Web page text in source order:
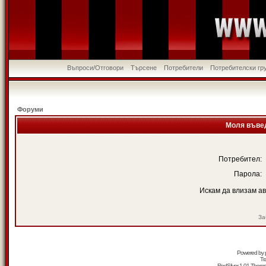
Въпроси/Отговори Търсене Потребители Потребителски
Форуми
Моля
Потребител:
Парола:
Искам да влизам
Powered by